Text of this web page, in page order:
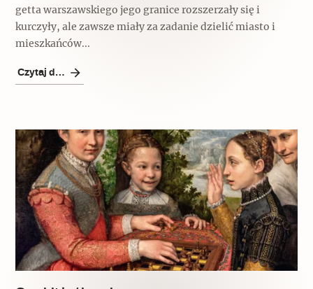
getta warszawskiego jego granice rozszerzały się i
kurczyły, ale zawsze miały za zadanie dzielić miasto i
mieszkańców...
Czytaj dalej